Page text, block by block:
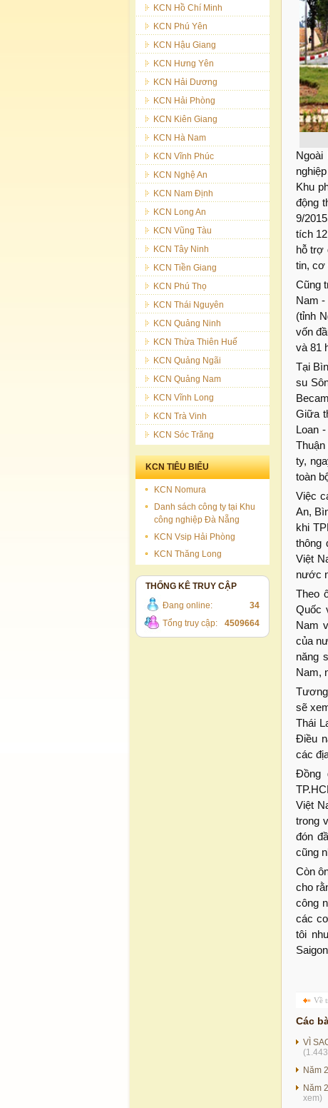
KCN Hồ Chí Minh
KCN Phú Yên
KCN Hậu Giang
KCN Hưng Yên
KCN Hải Dương
KCN Hải Phòng
KCN Kiên Giang
KCN Hà Nam
KCN Vĩnh Phúc
KCN Nghệ An
KCN Nam Định
KCN Long An
KCN Vũng Tàu
KCN Tây Ninh
KCN Tiền Giang
KCN Phú Thọ
KCN Thái Nguyên
KCN Quảng Ninh
KCN Thừa Thiên Huế
KCN Quảng Ngãi
KCN Quảng Nam
KCN Vĩnh Long
KCN Trà Vinh
KCN Sóc Trăng
KCN TIÊU BIỂU
KCN Nomura
Danh sách công ty tại Khu
công nghiệp Đà Nẵng
KCN Vsip Hải Phòng
KCN Thăng Long
THỐNG KÊ TRUY CẬP
Đang online:
34
Tổng truy cập:
4509664
Khu
động
9/
tích
hỗ trợ
tin, cơ
Cũng
Nam -
(tỉnh
vốn
và 81
Tại
su
Giữa
Loan
ty,
toàn
Việc
An,
khi
thông
Việt
nước
Theo
Quốc
Nam
của
năng
Nam,
sẽ
Thái
Điều
các
Đồng
Việt
trong
đón
cũng
Còn
cho
công
các
tôi
Về
Các
VÌ
Năm
Năm
xem)